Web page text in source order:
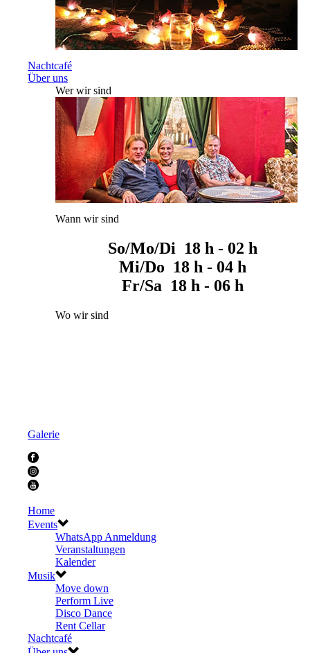
Nachtcafé
Über uns
Wer wir sind
Wann wir sind
So/Mo/Di 18 h - 02 h
Mi/Do 18 h - 04 h
Fr/Sa 18 h - 06 h
Wo wir sind
Galerie
Home
Events
WhatsApp Anmeldung
Veranstaltungen
Kalender
Musik
Move down
Perform Live
Disco Dance
Rent Cellar
Nachtcafé